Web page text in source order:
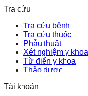
Tra cứu
Tra cứu bệnh
Tra cứu thuốc
Phẫu thuật
Xét nghiệm y khoa
Từ điển y khoa
Thảo dược
Tài khoản